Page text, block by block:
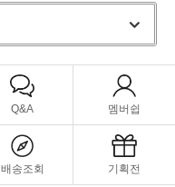
Q&A 멤버쉽
배송조회 기획전